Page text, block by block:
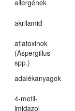
allergének
akrilamid
aflatoxinok
(Aspergillus
spp.)
adalékanyagok
4-metil-
imidazol